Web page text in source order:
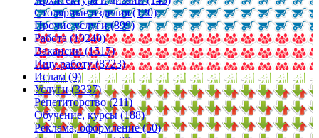
Столярные изделия (120)
Прочие услуги (899)
Работа (10240)
Вакансии (1517)
Ищу работу (8723)
Ислам (9)
Услуги (3337)
Репетиторство (211)
Обучение, курсы (188)
Реклама, оформление (50)